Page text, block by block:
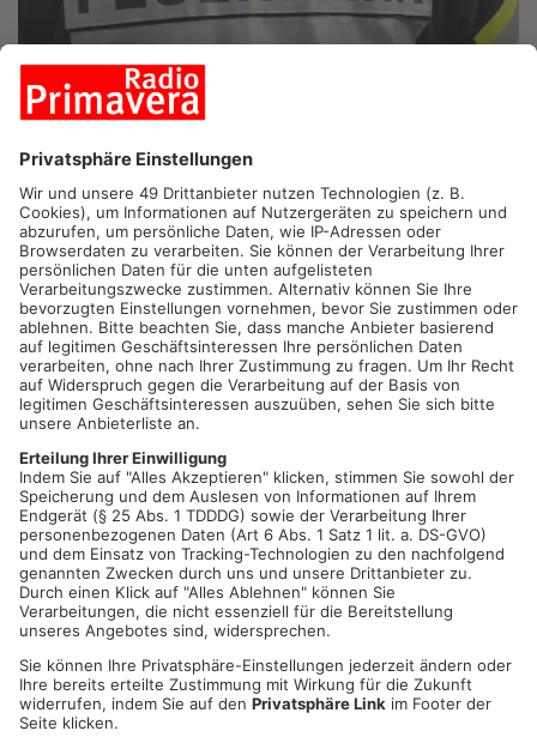
OBERTSHAUSEN.Brand am Abend in Obertshausen – ein
Anwohner verletzte sich beim Sprung aus dem Fenster. Wie die
Polizei jetzt mitteilt, brannte es am Sonntagabend in einer
Wohnung innerhalb eines Mehrfamilienhauses. Das Feuer griff
schnell auf weitere Möbelstücke in der Wohnung über – die
Einsatzkräfte konnte den Brand schnell unter Kontrolle
bringen. Lediglich der Anwohner der Wohnung verletzte sich
leicht – alle weiteren Anwohner und deren Wohnungen blieben
unverletzt. Insgesamt entstand ein Sachschaden von 50.000
Euro.
Artikel teilen
ANZEIGE